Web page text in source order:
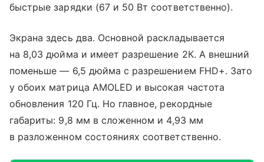
быстрые зарядки (67 и 50 Вт соответственно).
Экрана здесь два. Основной раскладывается
на 8,03 дюйма и имеет разрешение 2К. А внешний
поменьше — 6,5 дюйма с разрешением FHD+. Зато
у обоих матрица AMOLED и высокая частота
обновления 120 Гц. Но главное, рекордные
габариты: 9,8 мм в сложенном и 4,93 мм
в разложенном состояниях соответственно.